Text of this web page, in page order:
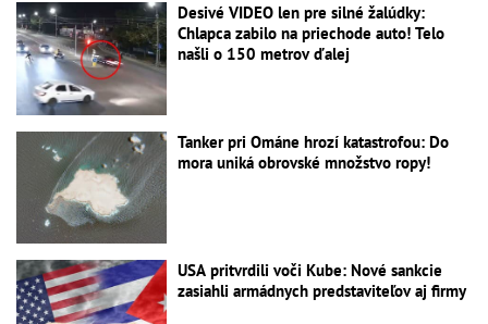
Desivé VIDEO len pre silné žalúdky:
Chlapca zabilo na priechode auto! Telo
našli o 150 metrov ďalej
Tanker pri Ománe hrozí katastrofou: Do
mora uniká obrovské množstvo ropy!
USA pritvrdili voči Kube: Nové sankcie
zasiahli armádnych predstaviteľov aj firmy